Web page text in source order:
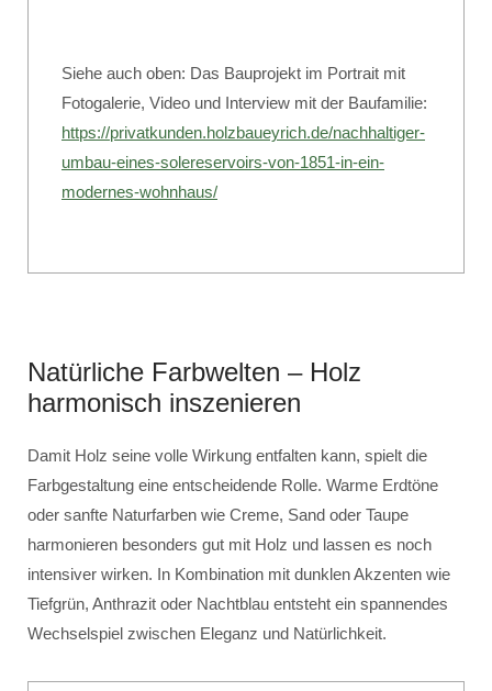
Siehe auch oben: Das Bauprojekt im Portrait mit
Fotogalerie, Video und Interview mit der Baufamilie:
https://privatkunden.holzbaueyrich.de/nachhaltiger-
umbau-eines-solereservoirs-von-1851-in-ein-
modernes-wohnhaus/
Natürliche Farbwelten – Holz
harmonisch inszenieren
Damit Holz seine volle Wirkung entfalten kann, spielt die
Farbgestaltung eine entscheidende Rolle. Warme Erdtöne
oder sanfte Naturfarben wie Creme, Sand oder Taupe
harmonieren besonders gut mit Holz und lassen es noch
intensiver wirken. In Kombination mit dunklen Akzenten wie
Tiefgrün, Anthrazit oder Nachtblau entsteht ein spannendes
Wechselspiel zwischen Eleganz und Natürlichkeit.